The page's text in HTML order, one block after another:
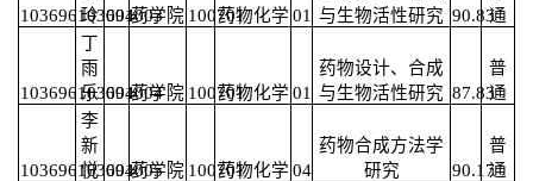
103696103691003
玲 004药学院 100701药物化学 01 与生物活性研究 90.83通
103696103691004
丁
雨
乐 004药学院 100701药物化学 01
药物设计、合成
与生物活性研究 87.83
普
通
103696103691005
李
新
悦 004药学院 100701药物化学 04
药物合成方法学
研究
90.17
普
通